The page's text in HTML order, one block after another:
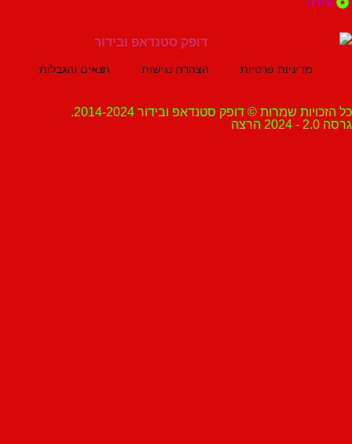
מדיניות פרטיות הצהרת נגישות תנאים והגבלות
שמרות © דופק סטנדאפ ובידור 2014-2024.